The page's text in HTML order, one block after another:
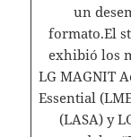
un
formato.El
exhibió los
LG MAGNIT
Essential
(LASA) y